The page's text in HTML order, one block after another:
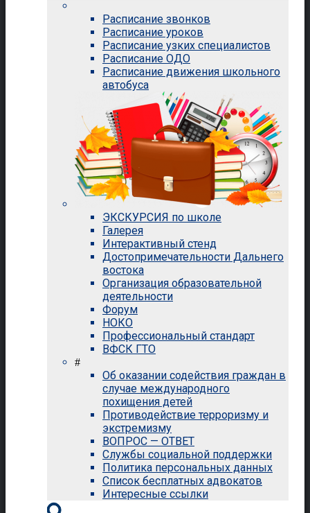
Расписание звонков
Расписание уроков
Расписание узких специалистов
Расписание ОДО
Расписание движения школьного
автобуса
ЭКСКУРСИЯ по школе
Галерея
Интерактивный стенд
Достопримечательности Дальнего
востока
Организация образовательной
деятельности
Форум
НОКО
Профессиональный стандарт
ВФСК ГТО
#
Об оказании содействия граждан в
случае международного
похищения детей
Противодействие терроризму и
экстремизму
ВОПРОС — ОТВЕТ
Службы социальной поддержки
Политика персональных данных
Список бесплатных адвокатов
Интересные ссылки